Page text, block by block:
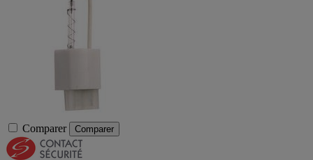
Comparer Comparer